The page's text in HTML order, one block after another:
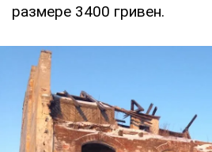
размере 3400 гривен.